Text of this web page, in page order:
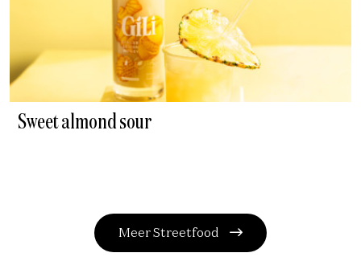
Sweet almond sour
Meer Streetfood